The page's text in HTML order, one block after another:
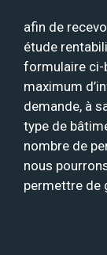
afin de
étude
formulaire ci-
maximum
demande, à
type de
nombre de
nous
permettre de